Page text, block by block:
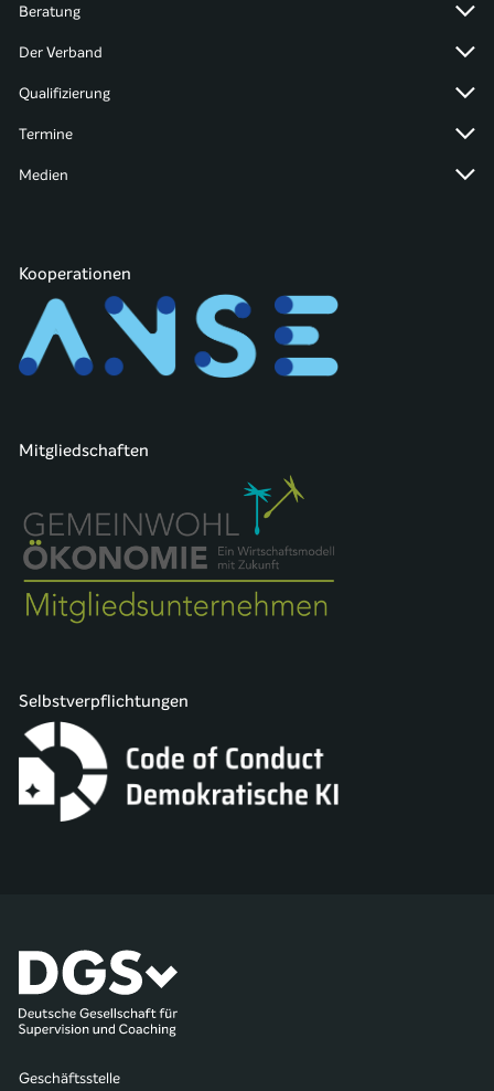
Beratung
Der Verband
Qualifizierung
Termine
Medien
Kooperationen
Mitgliedschaften
Selbstverpflichtungen
Geschäftsstelle